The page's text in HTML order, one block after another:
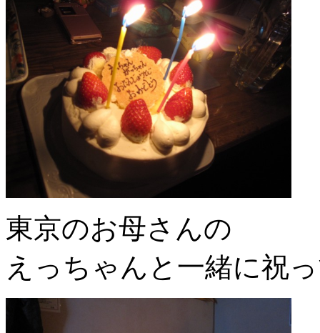
東京のお母さんの
えっちゃんと一緒に祝